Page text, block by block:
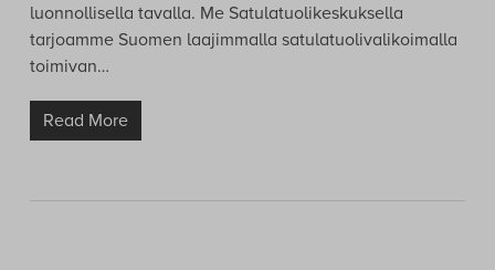
luonnollisella tavalla. Me Satulatuolikeskuksella
tarjoamme Suomen laajimmalla satulatuolivalikoimalla
toimivan…
Read More